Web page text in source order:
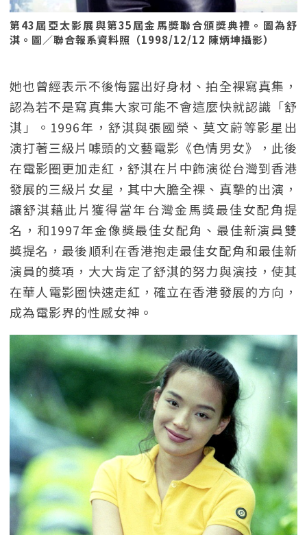
第43屆亞太影展與第35屆金馬獎聯合頒獎典禮。圖為舒
淇。圖／聯合報系資料照（1998/12/12 陳炳坤攝影）
她也曾經表示不後悔露出好身材、拍全裸寫真集，
認為若不是寫真集大家可能不會這麼快就認識「舒
淇」。1996年，舒淇與張國榮、莫文蔚等影星出
演打著三級片噱頭的文藝電影《色情男女》，此後
在電影圈更加走紅，舒淇在片中飾演從台灣到香港
發展的三級片女星，其中大膽全裸、真摯的出演，
讓舒淇藉此片獲得當年台灣金馬獎最佳女配角提
名，和1997年金像獎最佳女配角、最佳新演員雙
獎提名，最後順利在香港抱走最佳女配角和最佳新
演員的獎項，大大肯定了舒淇的努力與演技，使其
在華人電影圈快速走紅，確立在香港發展的方向，
成為電影界的性感女神。